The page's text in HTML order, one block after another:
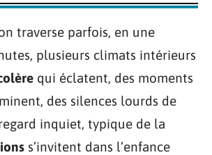
traverse parfois, en une
plusieurs climats intérieurs
qui éclatent, des moments
des silences lourds de
inquiet, typique de la
s’invitent dans l’enfance